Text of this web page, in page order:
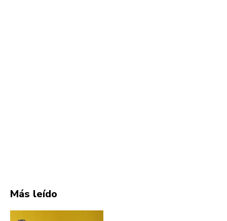
Más leído